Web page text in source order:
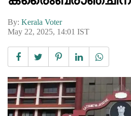
By: Kerala Voter
May 22, 2025, 14:01 IST